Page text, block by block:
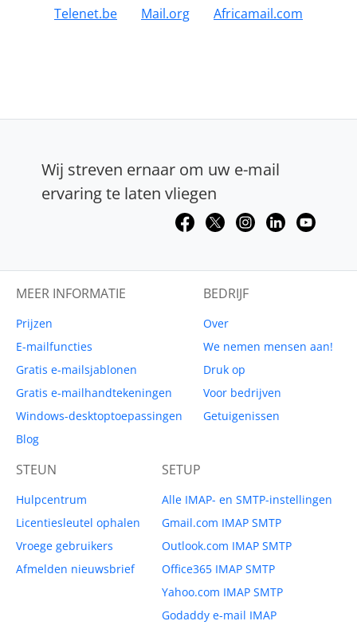
Telenet.be
Mail.org Africamail.com
Wij streven ernaar om uw e-mail
ervaring te laten vliegen
MEER INFORMATIE
Prijzen
E-mailfuncties
Gratis e-mailsjablonen
Gratis e-mailhandtekeningen
Windows-desktoptoepassingen
Blog
BEDRIJF
Over
We nemen mensen aan!
Druk op
Voor bedrijven
Getuigenissen
STEUN
Hulpcentrum
Licentiesleutel ophalen
Vroege gebruikers
Afmelden nieuwsbrief
SETUP
Alle IMAP- en SMTP-instellingen
Gmail.com IMAP SMTP
Outlook.com IMAP SMTP
Office365 IMAP SMTP
Yahoo.com IMAP SMTP
Godaddy e-mail IMAP